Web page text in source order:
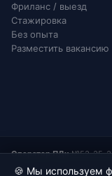
🍪 Мы используем
Фриланс / выезд
Стажировка
Без опыта
Разместить
Оператор ПДн:№52-25-